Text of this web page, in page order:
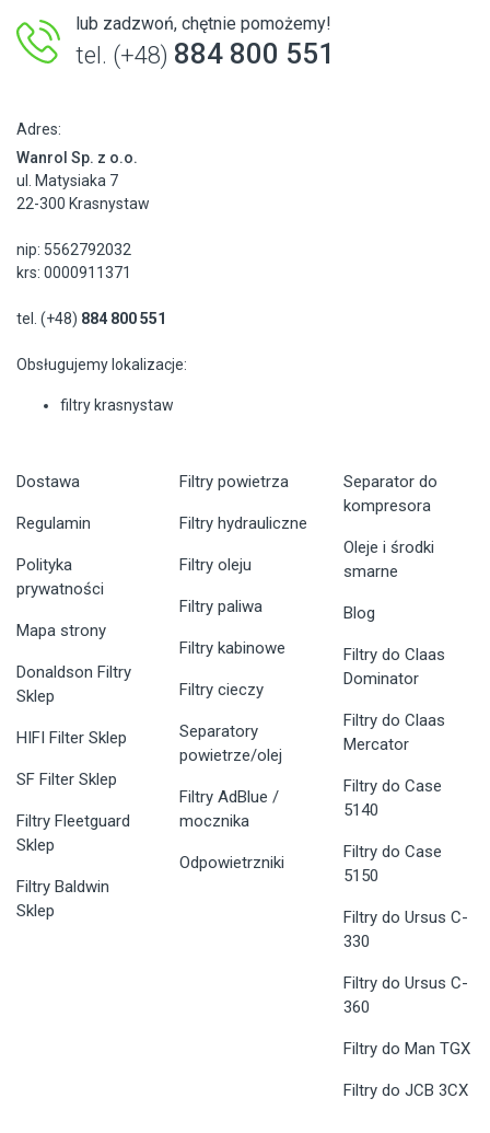
lub zadzwoń, chętnie pomożemy!
tel. (+48) 884 800 551
Adres:
Wanrol Sp. z o.o.
ul. Matysiaka 7
22-300 Krasnystaw
nip: 5562792032
krs: 0000911371
tel. (+48) 884 800 551
Obsługujemy lokalizacje:
filtry krasnystaw
Dostawa
Regulamin
Polityka
prywatności
Mapa strony
Donaldson Filtry
Sklep
HIFI Filter Sklep
SF Filter Sklep
Filtry Fleetguard
Sklep
Filtry Baldwin
Sklep
Filtry powietrza
Filtry hydrauliczne
Filtry oleju
Filtry paliwa
Filtry kabinowe
Filtry cieczy
Separatory
powietrze/olej
Filtry AdBlue /
mocznika
Odpowietrzniki
Separator do
kompresora
Oleje i środki
smarne
Blog
Filtry do Claas
Dominator
Filtry do Claas
Mercator
Filtry do Case
5140
Filtry do Case
5150
Filtry do Ursus C-
330
Filtry do Ursus C-
360
Filtry do Man TGX
Filtry do JCB 3CX